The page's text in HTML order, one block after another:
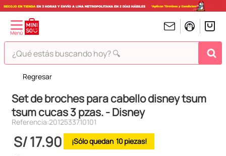
¿Qué estás buscando hoy? 🔍
Regresar
Set de broches para cabello disney tsum
tsum cucas 3 pzas. - Disney
Referencia:2012533710101
S/17.90 10
TÉRMINOS MÁS BUSCADOS
1.
peluches
2.
hello kitty
4.
chiikawas